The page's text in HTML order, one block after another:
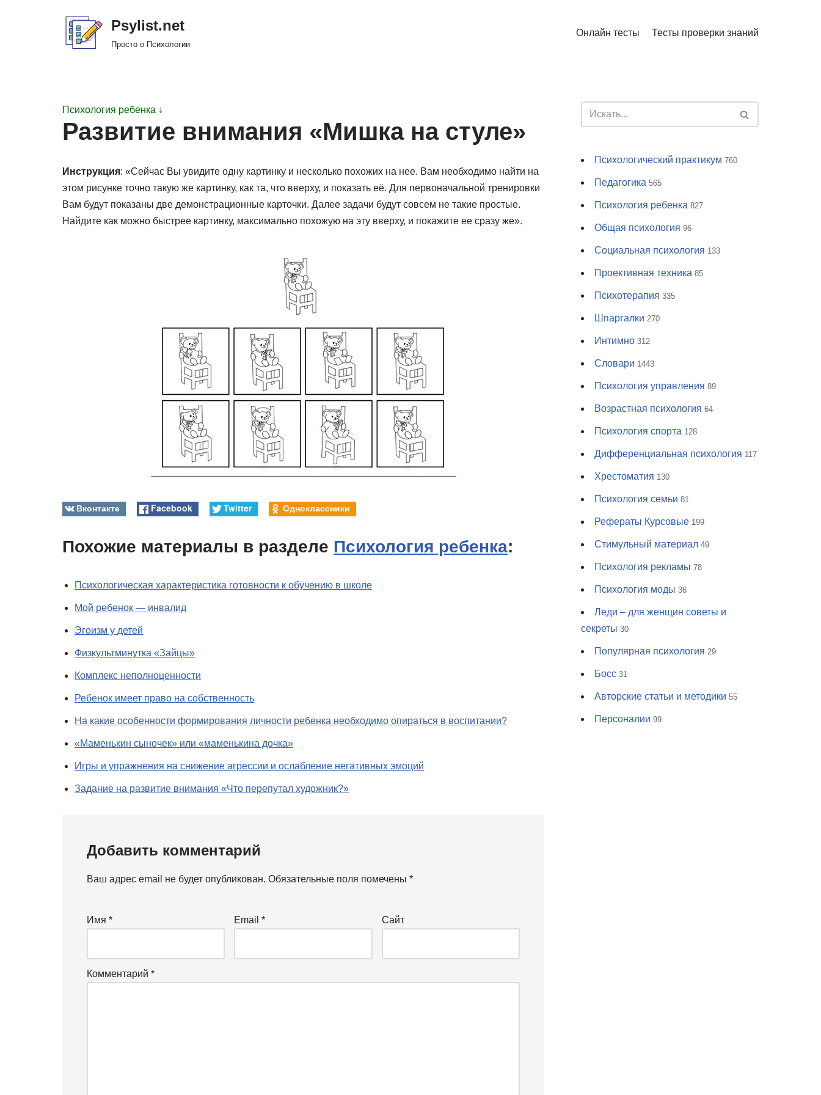
Psylist.net
Просто о Психологии
Онлайн тесты Тесты проверки знаний
Психология ребенка ↓
Развитие внимания «Мишка на стуле»
Инструкция: «Сейчас Вы увидите одну картинку и несколько похожих на нее. Вам необходимо найти на
этом рисунке точно такую же картинку, как та, что вверху, и показать её. Для первоначальной тренировки
Вам будут показаны две демонстрационные карточки. Далее задачи будут совсем не такие простые.
Найдите как можно быстрее картинку, максимально похожую на эту вверху, и покажите ее сразу же».
Вконтакте Facebook Twitter Одноклассники
Похожие материалы в разделе Психология ребенка:
Психологическая характеристика готовности к обучению в школе
Мой ребенок — инвалид
Эгоизм у детей
Физкультминутка «Зайцы»
Комплекс неполноценности
Ребенок имеет право на собственность
На какие особенности формирования личности ребенка необходимо опираться в воспитании?
«Маменькин сыночек» или «маменькина дочка»
Игры и упражнения на снижение агрессии и ослабление негативных эмоций
Задание на развитие внимания «Что перепутал художник?»
Добавить комментарий
Ваш адрес email не будет опубликован. Обязательные поля помечены *
Имя * Email* Сайт
Комментарий *
Психологический практикум 760
Педагогика 565
Психология ребенка 827
Общая психология 96
Социальная психология 133
Проективная техника 85
Психотерапия 335
Шпаргалки 270
Интимно 312
Словари 1443
Психология управления 89
Возрастная психология 64
Психология спорта 128
Дифференциальная психология 117
Хрестоматия 130
Психология семьи 81
Рефераты Курсовые 199
Стимульный материал 49
Психология рекламы 78
Психология моды 36
Леди – для женщин советы и
секреты 30
Популярная психология 29
Босс 31
Авторские статьи и методики 55
Персоналии 99